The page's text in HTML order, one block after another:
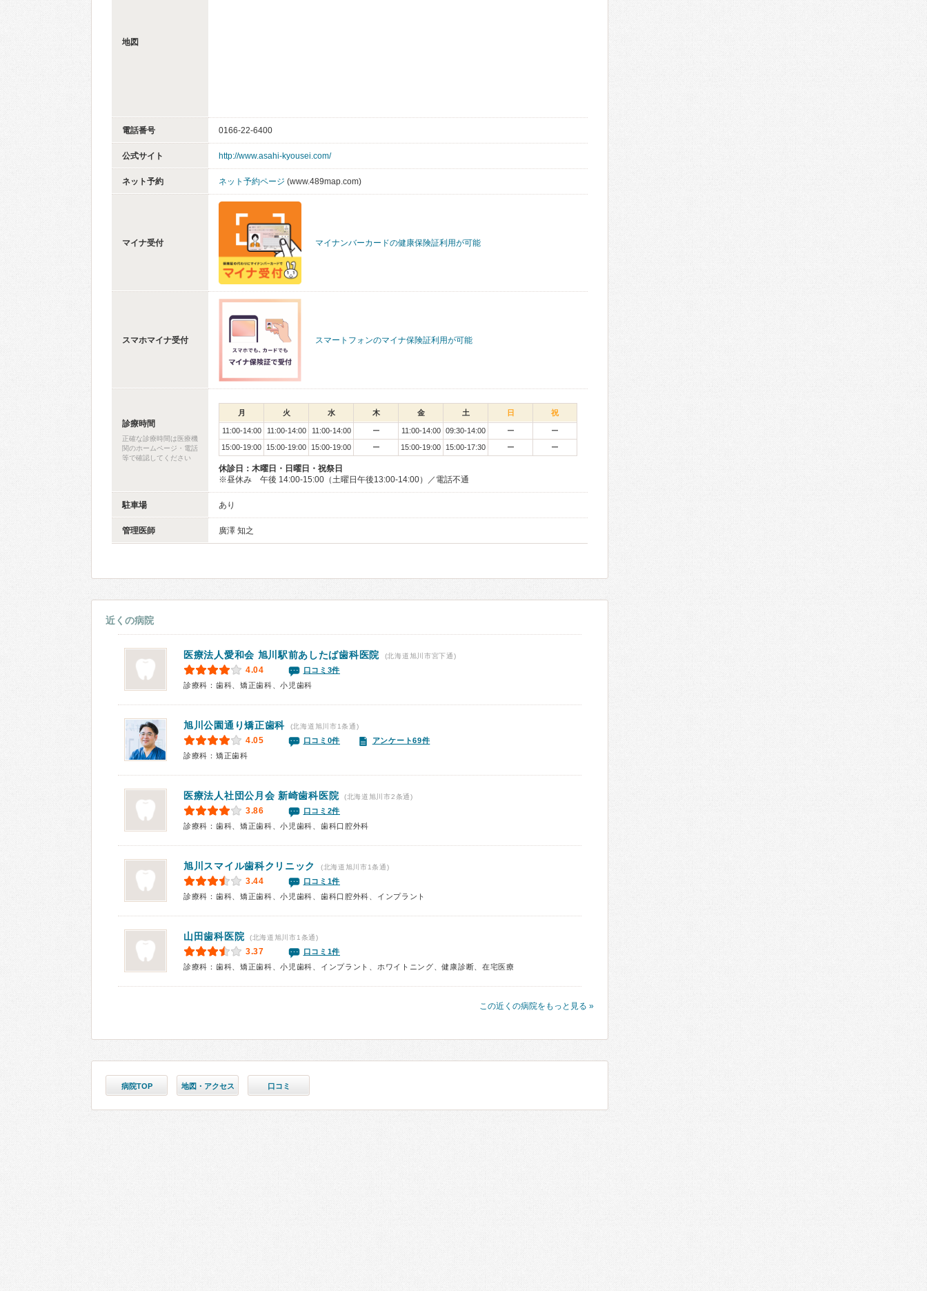
地図
電話番号 0166-22-6400
公式サイト http://www.asahi-kyousei.com/
ネット予約 ネット予約ページ (www.489map.com)
マイナ受付 マイナンバーカードの健康保険証利用が可能
スマホマイナ受付 スマートフォンのマイナ保険証利用が可能
診療時間
正確な診療時間は医療機
関のホームページ・電話
等で確認してください
月 火 水 木 金 土 日 祝
11:00-14:00 11:00-14:00 11:00-14:00 ー 11:00-14:00 09:30-14:00 ー
ー
15:00-19:00
15:00-19:00 15:00-19:00 ー 15:00-19:00 15:00-17:30 ー ー
休診日：木曜日・日曜日・祝祭日
※昼休み 午後 14:00-15:00（土曜日午後13:00-14:00）／電話不通
駐車場 あり
管理医師 廣澤 知之
近くの病院
医療法人愛和会 旭川駅前あしたば歯科医院 (北海道旭川市宮下通)
4.04
口コミ3件
診療科：歯科、矯正歯科、小児歯科
旭川公園通り矯正歯科 (北海道旭川市1条通)
4.05 口コミ0件
アンケート69件
診療科：矯正歯科
医療法人社団公月会 新崎歯科医院 (北海道旭川市2条通)
3.86
口コミ2件
診療科：歯科、矯正歯科、小児歯科、歯科口腔外科
旭川スマイル歯科クリニック (北海道旭川市1条通)
3.44
口コミ1件
診療科：歯科、矯正歯科、小児歯科、歯科口腔外科、インプラント
山田歯科医院 (北海道旭川市1条通)
3.37
口コミ1件
診療科：歯科、矯正歯科、小児歯科、インプラント、ホワイトニング、健康診断、在宅医療
この近くの病院をもっと見る »
病院TOP 地図・アクセス 口コミ